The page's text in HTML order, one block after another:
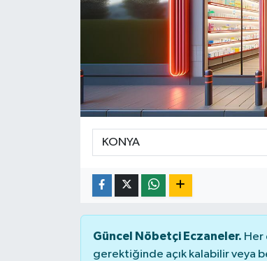
Güncel Nöbetçi Eczaneler. Her
gerektiğinde açık kalabilir veya